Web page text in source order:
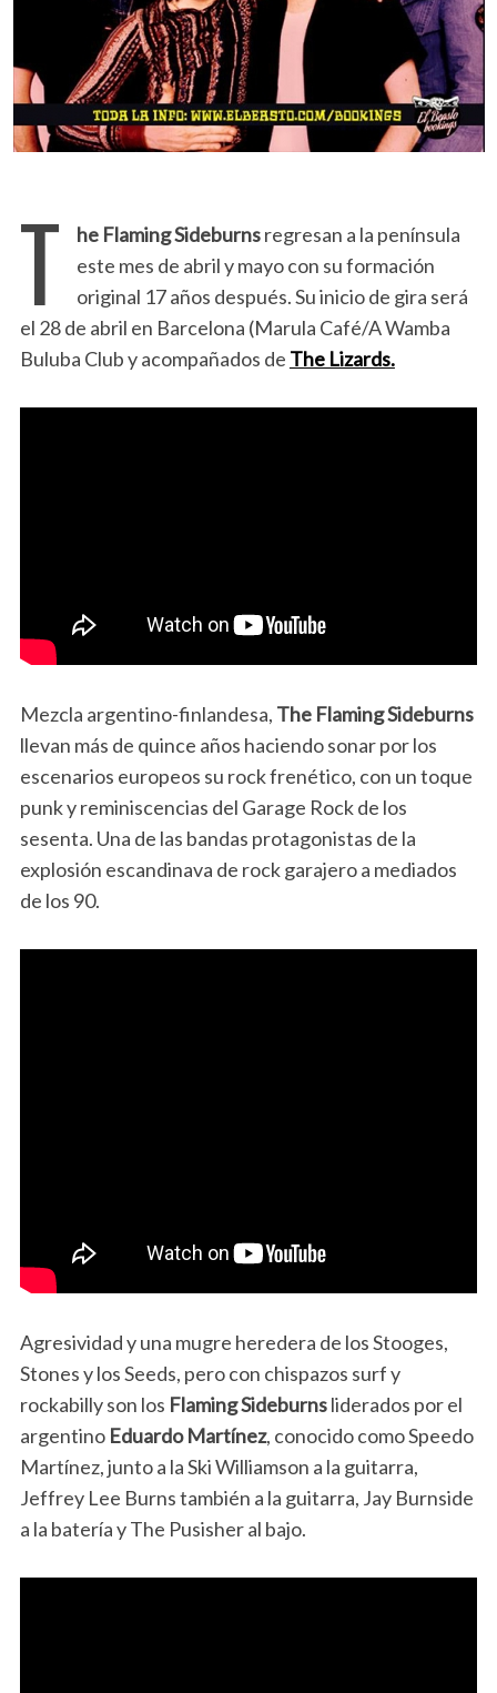
T he Flaming Sideburnsregresan a la península
este mes de abril y mayo con su formación
original 17 años después. Su inicio de gira será
el 28 de abril en Barcelona (Marula Café/A Wamba
Buluba Club y acompañados de The Lizards.
Mezcla argentino-finlandesa, The Flaming Sideburns
llevan más de quince años haciendo sonar por los
escenarios europeos su rock frenético, con un toque
punk y reminiscencias del Garage Rock de los
sesenta. Una de las bandas protagonistas de la
explosión escandinava de rock garajero a mediados
de los 90.
Agresividad y una mugre heredera de los Stooges,
Stones y los Seeds, pero con chispazos surf y
rockabilly son los Flaming Sideburnsliderados por el
argentino Eduardo Martínez, conocido como Speedo
Martínez, junto a la Ski Williamson a la guitarra,
Jeffrey Lee Burns también a la guitarra, Jay Burnside
a la batería y The Pusisher al bajo.